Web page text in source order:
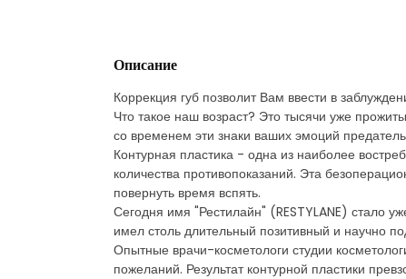
Описание
Коррекция губ позволит Вам ввести в
Что такое наш возраст? Это тысячи уже
со временем эти знаки ваших эмоций
Контурная пластика - одна из наиболее
количества противопоказаний. Эта
повернуть время вспять.
Сегодня имя "Рестилайн" (RESTYLANE) стало
имел столь длительный позитивный и научно
Опытные врачи-косметологи студии
пожеланий. Результат контурной пластики